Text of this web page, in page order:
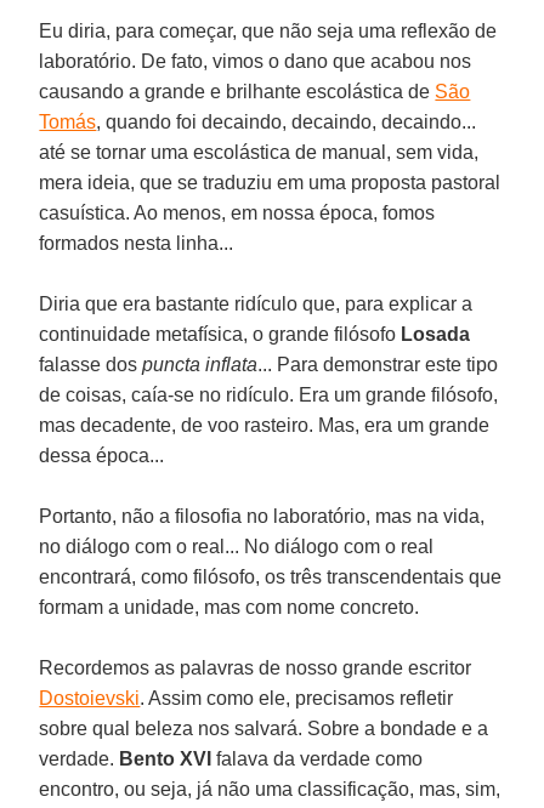
Eu diria, para começar, que não seja uma reflexão de
laboratório. De fato, vimos o dano que acabou nos
causando a grande e brilhante escolástica de São
Tomás, quando foi decaindo, decaindo, decaindo...
até se tornar uma escolástica de manual, sem vida,
mera ideia, que se traduziu em uma proposta pastoral
casuística. Ao menos, em nossa época, fomos
formados nesta linha...
Diria que era bastante ridículo que, para explicar a
continuidade metafísica, o grande filósofo Losada
falasse dospuncta inflata... Para demonstrar este tipo
de coisas, caía-se no ridículo. Era um grande filósofo,
mas decadente, de voo rasteiro. Mas, era um grande
dessa época...
Portanto, não a filosofia no laboratório, mas na vida,
no diálogo com o real... No diálogo com o real
encontrará, como filósofo, os três transcendentais que
formam a unidade, mas com nome concreto.
Recordemos as palavras de nosso grande escritor
Dostoievski. Assim como ele, precisamos refletir
sobre qual beleza nos salvará. Sobre a bondade e a
verdade. Bento XVI falava da verdade como
encontro, ou seja, já não uma classificação, mas, sim,